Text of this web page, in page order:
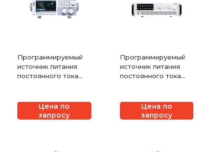
Программируемый
источник питания
постоянного тока
Цена по
запросу
Программируемый
источник питания
постоянного тока
Цена по
запросу